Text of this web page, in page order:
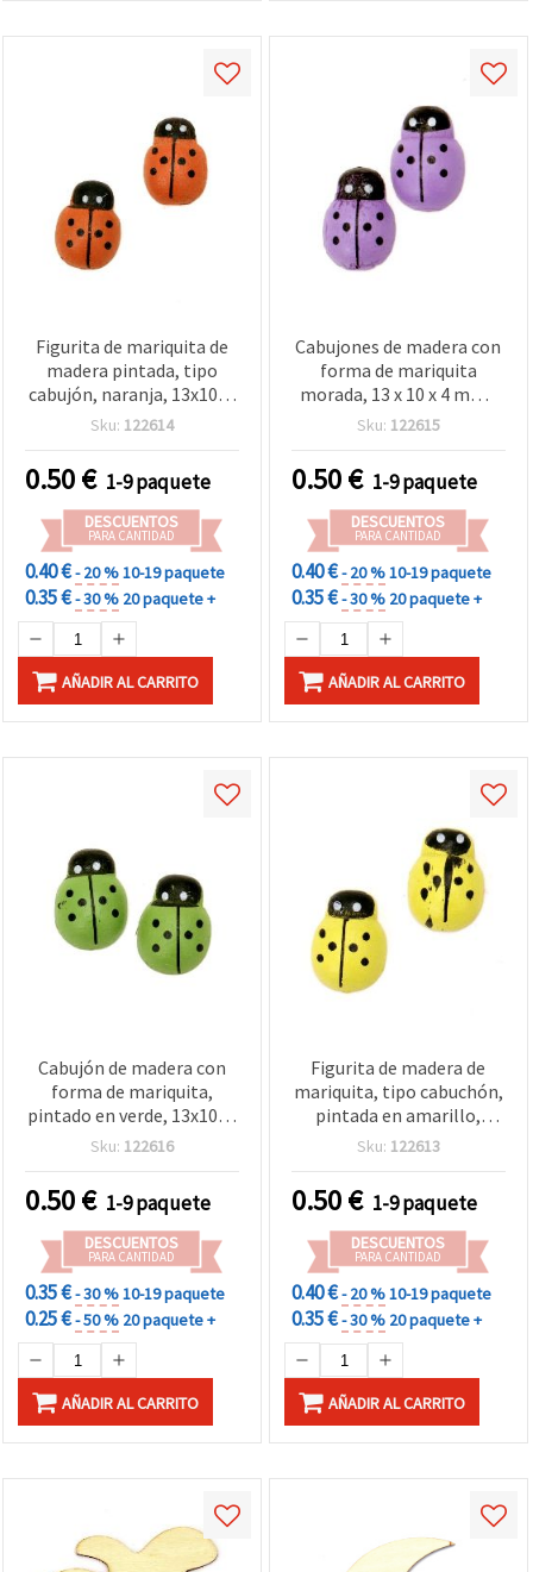
Figurita de mariquita de
madera pintada, tipo
cabujón, naranja, 13x10x4
mm - 20 piezas
Sku: 122614
0.50€ 1-9 paquete
DESCUENTOS
PARA CANTIDAD
0.40 €- 20 %10-19 paquete
0.35 €- 30 % 20 paquete +
AÑADIR AL CARRITO
Cabujones de madera con
forma de mariquita
morada, 13 x 10 x 4 mm -
Perfectos para
scrapbooking y
decoración DIY - Pack de
20 uds
Sku: 122615
0.50€ 1-9 paquete
DESCUENTOS
PARA CANTIDAD
0.40 €- 20 %10-19 paquete
0.35 €- 30 % 20 paquete +
AÑADIR AL CARRITO
Cabujón de madera con
forma de mariquita,
pintado en verde, 13x10x4
mm - 20 piezas para
Sku: 122616
0.50€ 1-9 paquete
DESCUENTOS
PARA CANTIDAD
0.35 €- 30 %10-19 paquete
0.25 €- 50 % 20 paquete +
AÑADIR AL CARRITO
Figurita de madera de
mariquita, tipo cabuchón,
pintada en amarillo,
13x10x4 mm - 20 piezas
Sku: 122613
0.50€ 1-9 paquete
DESCUENTOS
PARA CANTIDAD
0.40 €- 20 %10-19 paquete
0.35 €- 30 % 20 paquete +
AÑADIR AL CARRITO